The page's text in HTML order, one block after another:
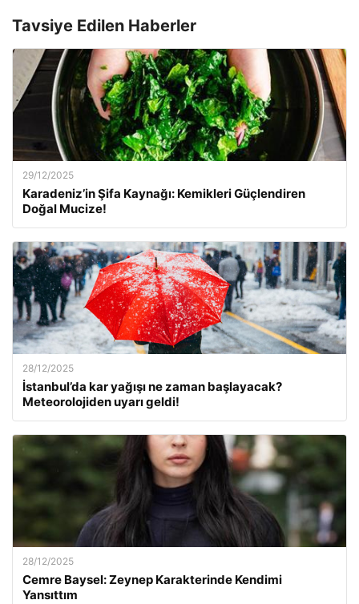
Tavsiye Edilen Haberler
29/12/2025
Karadeniz’in Şifa Kaynağı: Kemikleri Güçlendiren
Doğal Mucize!
28/12/2025
İstanbul’da kar yağışı ne zaman başlayacak?
Meteorolojiden uyarı geldi!
28/12/2025
Cemre Baysel: Zeynep Karakterinde Kendimi
Yansıttım